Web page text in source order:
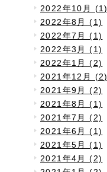
2022年10月 (1)
2022年8月 (1)
2022年7月 (1)
2022年3月 (1)
2022年1月 (2)
2021年12月 (2)
2021年9月 (2)
2021年8月 (1)
2021年7月 (2)
2021年6月 (1)
2021年5月 (1)
2021年4月 (2)